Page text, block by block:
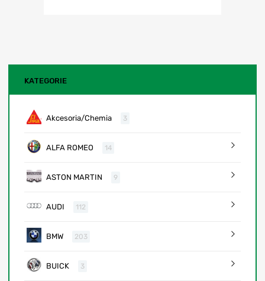
KATEGORIE
Akcesoria/Chemia 3
ALFA ROMEO 14
ASTON MARTIN 9
AUDI 112
BMW 203
BUICK 3